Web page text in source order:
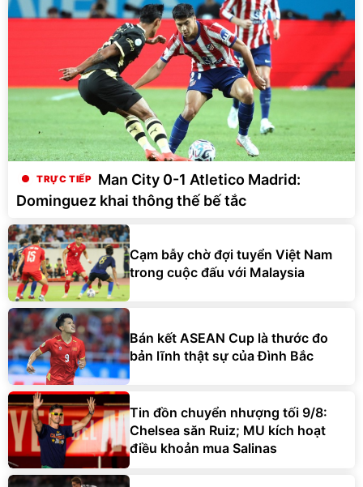
Man City 0-1 Atletico Madrid:
Dominguez khai thông thế bế tắc
Cạm bẫy chờ đợi tuyển Việt Nam
trong cuộc đấu với Malaysia
Bán kết ASEAN Cup là thước đo
bản lĩnh thật sự của Đình Bắc
Tin đồn chuyển nhượng tối 9/8:
Chelsea săn Ruiz; MU kích hoạt
điều khoản mua Salinas